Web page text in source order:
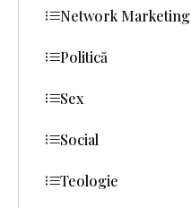
Network Marketing
Politică
Sex
Social
Teologie